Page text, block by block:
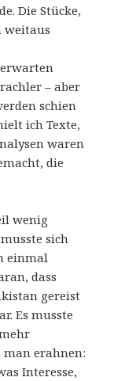
Die Stücke,
weitaus
– aber
schien
ich Texte,
waren
die
wenig
sich
einmal
dass
gereist
Es musste
man erahnen:
Interesse,